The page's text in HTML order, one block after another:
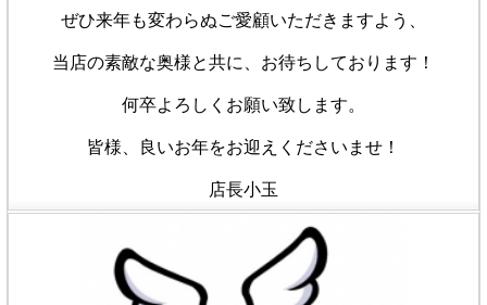
ぜひ来年も変わらぬご愛顧いただきますよう、
当店の素敵な奥様と共に、お待ちしております！
何卒よろしくお願い致します。
皆様、良いお年をお迎えくださいませ！
店長小玉